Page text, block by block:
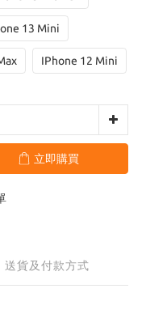
13 Mini
IPhone 12 Mini
立即購買
送貨及付款方式